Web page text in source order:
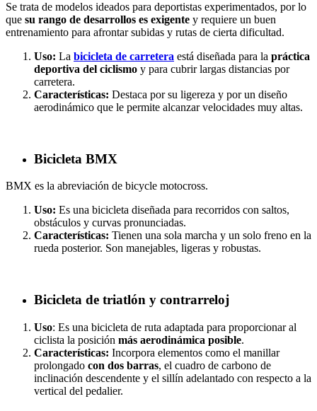
Se trata de modelos ideados para deportistas experimentados, por lo
que su rango de desarrollos es exigente y requiere un buen
entrenamiento para afrontar subidas y rutas de cierta dificultad.
Uso: La bicicleta de carretera está diseñada para la práctica
deportiva del ciclismo y para cubrir largas distancias por
carretera.
Características: Destaca por su ligereza y por un diseño
aerodinámico que le permite alcanzar velocidades muy altas.
Bicicleta BMX
BMX es la abreviación de bicycle motocross.
Uso: Es una bicicleta diseñada para recorridos con saltos,
obstáculos y curvas pronunciadas.
Características: Tienen una sola marcha y un solo freno en la
rueda posterior. Son manejables, ligeras y robustas.
Bicicleta de triatlón y contrarreloj
Uso: Es una bicicleta de ruta adaptada para proporcionar al
ciclista la posición más aerodinámica posible.
Características: Incorpora elementos como el manillar
prolongado con dos barras, el cuadro de carbono de
inclinación descendente y el sillín adelantado con respecto a la
vertical del pedalier.